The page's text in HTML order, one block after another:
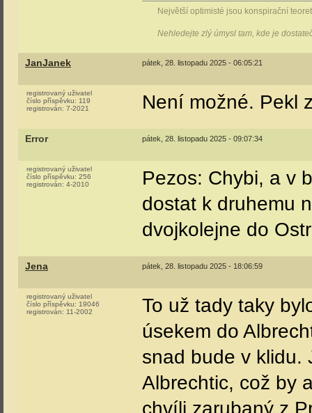
Největší optimisté jsou konspirační
Nehledejte zlý úmysl tam, kde je
JanJanek pátek, 28. listopadu 2025 - 06:05:21
registrovaný uživatel
číslo příspěvku: 119
registrován: 7-2021 Není možné. Pekl
Error pátek, 28. listopadu 2025 - 09:07:34
registrovaný uživatel
číslo příspěvku: 256
registrován: 4-2010
Pezos: Chybi, a v
dostat k druhemu
dvojkolejne do
Jena pátek, 28. listopadu 2025 - 18:06:59
registrovaný uživatel
číslo příspěvku: 19046
registrován: 11-2002
To už tady taky
úsekem do
snad bude v klidu.
Albrechtic, což by
chvíli zarubaný z